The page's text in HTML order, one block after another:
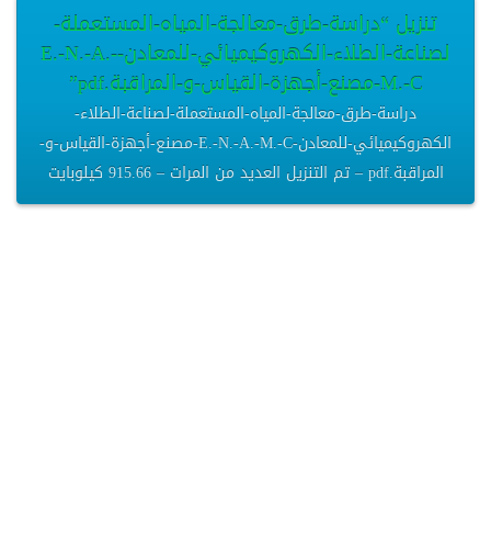
تنزيل “دراسة-طرق-معالجة-المياه-المستعملة-
لصناعة-الطلاء-الكهروكيميائي-للمعادن-E.-N.-A.-
M.-C-مصنع-أجهزة-القياس-و-المراقبة.pdf”
دراسة-طرق-معالجة-المياه-المستعملة-لصناعة-الطلاء-
الكهروكيميائي-للمعادن-E.-N.-A.-M.-C-مصنع-أجهزة-القياس-و-
المراقبة.pdf – تم التنزيل العديد من المرات – 915.66 كيلوبايت